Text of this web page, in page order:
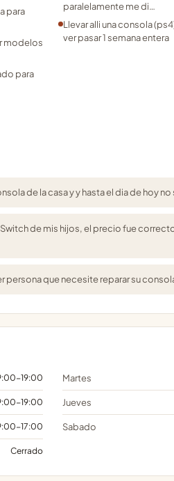
para
modelos
para
paralelamente me di…
Llevar alli una consola
ver pasar 1 semana entera
de la casa y y hasta el dia de hoy
de mis hijos, el precio fue
que necesite reparar su
19:00 Martes
19:00 Jueves
17:00 Sabado
Cerrado